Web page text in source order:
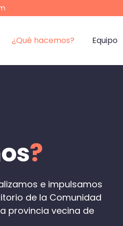
¿Qué hacemos? Equipo
?
e impulsamos
de la Comunidad
provincia vecina de